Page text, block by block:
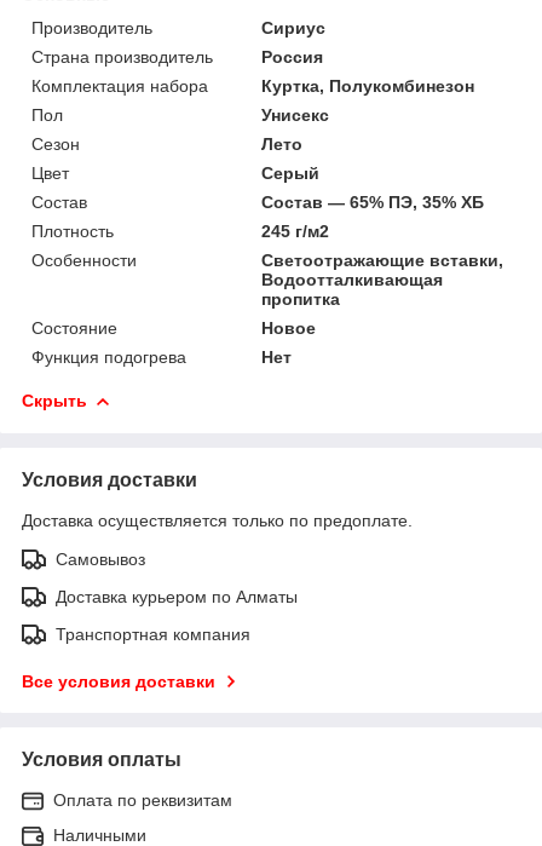
Производитель
Сириус
Страна производитель
Россия
Комплектация набора
Куртка, Полукомбинезон
Пол
Унисекс
Сезон
Лето
Цвет
Серый
Состав
Состав — 65% ПЭ, 35% ХБ
Плотность
245 г/м2
Особенности
Светоотражающие вставки,
Водоотталкивающая
пропитка
Состояние
Новое
Функция подогрева
Нет
Скрыть
Условия доставки
Доставка осуществляется только по предоплате.
Самовывоз
Доставка курьером по Алматы
Транспортная компания
Все условия доставки
Условия оплаты
Оплата по реквизитам
Наличными